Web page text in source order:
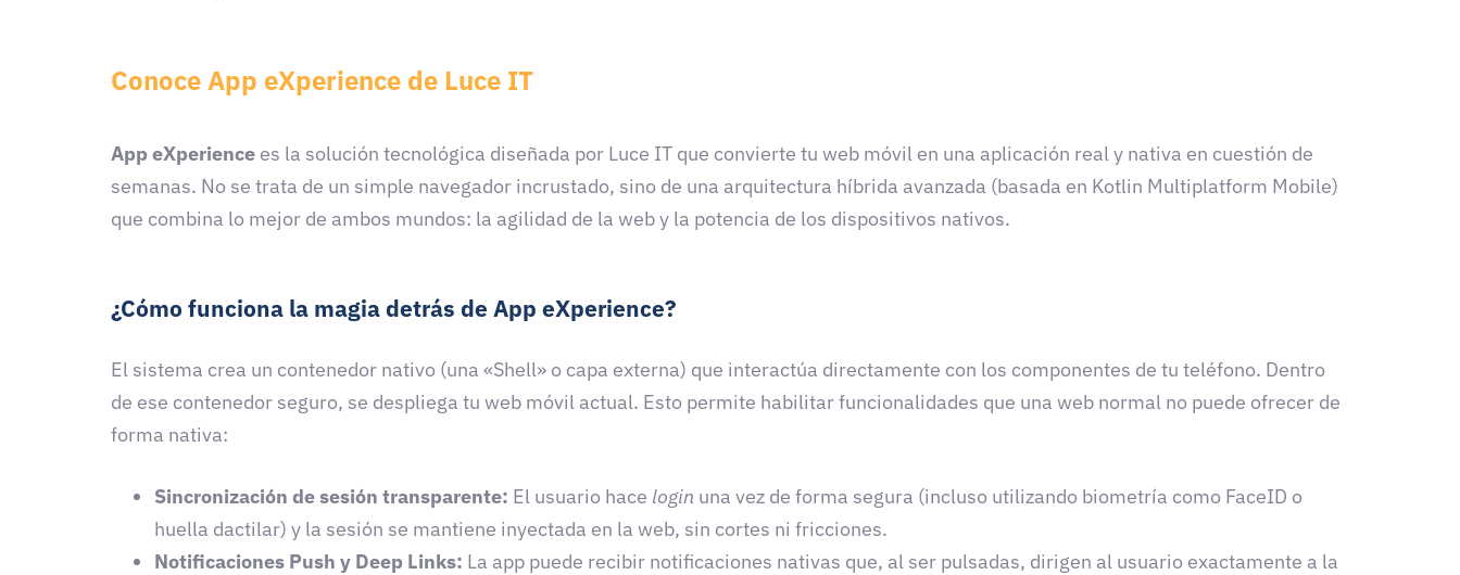
Conoce App eXperience de Luce IT
App eXperience es la solución tecnológica diseñada por Luce IT que convierte tu web móvil en una aplicación real y nativa en cuestión de
semanas. No se trata de un simple navegador incrustado, sino de una arquitectura híbrida avanzada (basada en Kotlin Multiplatform Mobile)
que combina lo mejor de ambos mundos: la agilidad de la web y la potencia de los dispositivos nativos.
¿Cómo funciona la magia detrás de App eXperience?
El sistema crea un contenedor nativo (una «Shell» o capa externa) que interactúa directamente con los componentes de tu teléfono. Dentro
de ese contenedor seguro, se despliega tu web móvil actual. Esto permite habilitar funcionalidades que una web normal no puede ofrecer de
forma nativa:
Sincronización de sesión transparente: El usuario hace login una vez de forma segura (incluso utilizando biometría como FaceID o
huella dactilar) y la sesión se mantiene inyectada en la web, sin cortes ni fricciones.
Notificaciones Push y Deep Links: La app puede recibir notificaciones nativas que, al ser pulsadas, dirigen al usuario exactamente a la